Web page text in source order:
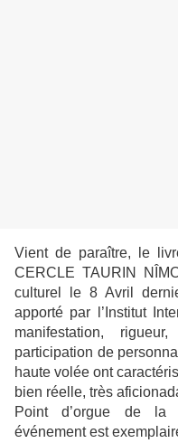
Vient de paraître, le
CERCLE TAURIN
culturel le 8 Avril
apporté par l’Institut
manifestation,
participation de
haute volée ont
bien réelle, très
Point d’orgue de la
événement est